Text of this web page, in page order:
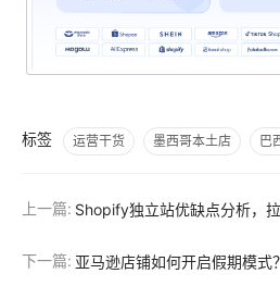
标签 运营干货 墨西哥本土店 巴
上一篇: Shopify独立站优缺点分析，
下一篇: